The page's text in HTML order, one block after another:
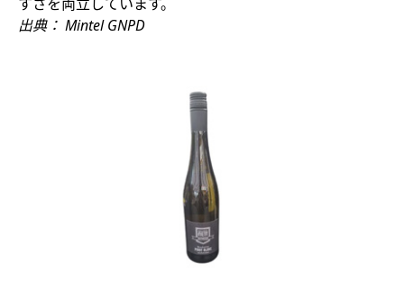
出典： Mintel GNPD